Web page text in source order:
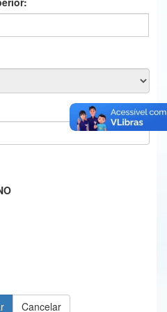
e Comunicações
Humanos